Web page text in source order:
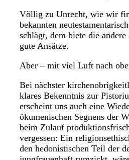
Völlig zu Unrecht, wie wir
bekannten
schlägt, dem biete die
gute Ansätze.
Aber – mit viel Luft nach
Bei nächster
klares Bekenntnis zur
erscheint uns auch eine
ökumenischen Segnens der
beim Zulauf
vergessen: Ein
den hedonistischen Teil der